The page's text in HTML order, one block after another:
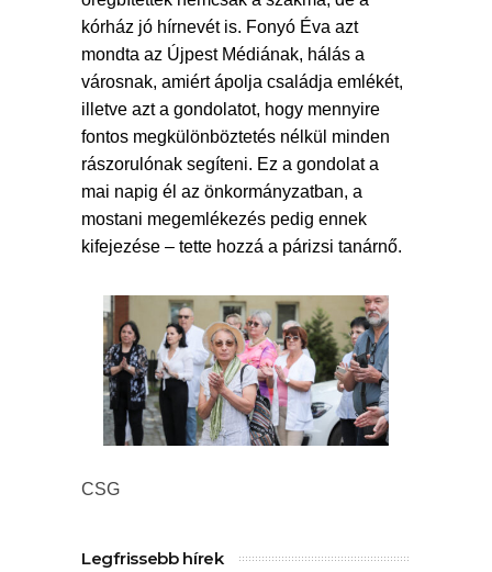
kórház jó hírnevét is. Fonyó Éva azt
mondta az Újpest Médiának, hálás a
városnak, amiért ápolja családja emlékét,
illetve azt a gondolatot, hogy mennyire
fontos megkülönböztetés nélkül minden
rászorulónak segíteni. Ez a gondolat a
mai napig él az önkormányzatban, a
mostani megemlékezés pedig ennek
kifejezése – tette hozzá a párizsi tanárnő.
CSG
Legfrissebb hírek